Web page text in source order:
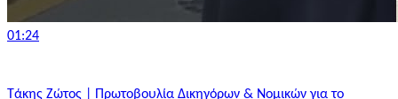
01:24
Τάκης Ζώτος | Πρωτοβουλία Δικηγόρων & Νομικών για το